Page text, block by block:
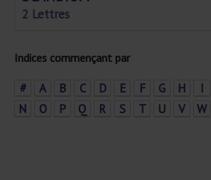
2 Lettres
Indices commençant par
# A B C D E F G H I
N
O P Q R S T U V W